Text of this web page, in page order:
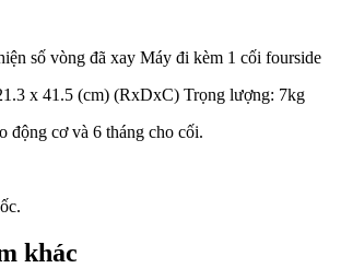
số vòng đã xay Máy đi kèm 1 cối fourside
x 41.5 (cm) (RxDxC) Trọng lượng: 7kg
động cơ và 6 tháng cho cối.
khác